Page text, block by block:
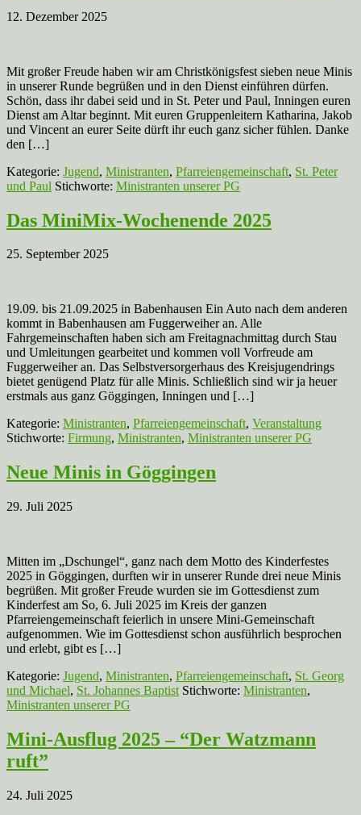
12. Dezember 2025
Mit großer Freude haben wir am Christkönigsfest sieben neue Minis
in unserer Runde begrüßen und in den Dienst einführen dürfen.
Schön, dass ihr dabei seid und in St. Peter und Paul, Inningen euren
Dienst am Altar beginnt. Mit euren Gruppenleitern Katharina, Jakob
und Vincent an eurer Seite dürft ihr euch ganz sicher fühlen. Danke
den […]
Kategorie: Jugend, Ministranten, Pfarreiengemeinschaft, St. Peter
und Paul Stichworte: Ministranten unserer PG
Das MiniMix-Wochenende 2025
25. September 2025
19.09. bis 21.09.2025 in Babenhausen Ein Auto nach dem anderen
kommt in Babenhausen am Fuggerweiher an. Alle
Fahrgemeinschaften haben sich am Freitagnachmittag durch Stau
und Umleitungen gearbeitet und kommen voll Vorfreude am
Fuggerweiher an. Das Selbstversorgerhaus des Kreisjugendrings
bietet genügend Platz für alle Minis. Schließlich sind wir ja heuer
erstmals aus ganz Göggingen, Inningen und […]
Kategorie: Ministranten, Pfarreiengemeinschaft, Veranstaltung
Stichworte: Firmung, Ministranten, Ministranten unserer PG
Neue Minis in Göggingen
29. Juli 2025
Mitten im „Dschungel“, ganz nach dem Motto des Kinderfestes
2025 in Göggingen, durften wir in unserer Runde drei neue Minis
begrüßen. Mit großer Freude wurden sie im Gottesdienst zum
Kinderfest am So, 6. Juli 2025 im Kreis der ganzen
Pfarreiengemeinschaft feierlich in unsere Mini-Gemeinschaft
aufgenommen. Wie im Gottesdienst schon ausführlich besprochen
und erlebt, gibt es […]
Kategorie: Jugend, Ministranten, Pfarreiengemeinschaft, St. Georg
und Michael, St. Johannes Baptist Stichworte: Ministranten,
Ministranten unserer PG
Mini-Ausflug 2025 – “Der Watzmann
ruft”
24. Juli 2025